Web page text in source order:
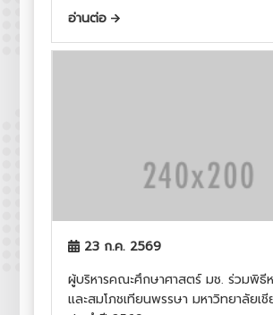
อ่านต่อ
23 ก.ค. 2569
ผู้บริหารคณะศึกษาศาสตร์ มช. ร่วมพิธี
และสมโภชเทียนพรรษา มหาวิทยาลัยเชี